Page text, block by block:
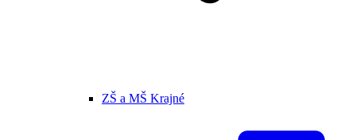
ZŠ a MŠ Krajné